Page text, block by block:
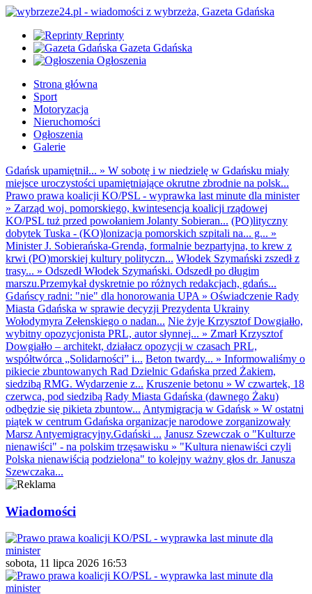
Reprinty
Gazeta Gdańska
Ogłoszenia
Strona główna
Sport
Motoryzacja
Nieruchomości
Ogłoszenia
Galerie
Gdańsk upamiętnił... » W sobotę i w niedzielę w Gdańsku miały
miejsce uroczystości upamiętniające okrutne zbrodnie na polsk...
Prawo prawa koalicji KO/PSL - wyprawka last minute dla minister
» Zarząd woj. pomorskiego, kwintesencja koalicji rządowej
KO/PSL tuż przed powołaniem Jolanty Sobieran... (PO)lityczny
dobytek Tuska - (KO)lonizacja pomorskich szpitali na... g... »
Minister J. Sobierańska-Grenda, formalnie bezpartyjna, to krew z
krwi (PO)morskiej kultury polityczn... Włodek Szymański zszedł z
trasy... » Odszedł Włodek Szymański. Odszedł po długim
marszu.Przemykał dyskretnie po różnych redakcjach, gdańs...
Gdańscy radni: "nie" dla honorowania UPA » Oświadczenie Rady
Miasta Gdańska w sprawie decyzji Prezydenta Ukrainy
Wołodymyra Zełenskiego o nadan... Nie żyje Krzysztof Dowgiałło,
wybitny opozycjonista PRL, autor słynnej... » Zmarł Krzysztof
Dowgiałło – architekt, działacz opozycji w czasach PRL,
współtwórca „Solidarności” i... Beton twardy... » Informowaliśmy o
pikiecie zbuntowanych Rad Dzielnic Gdańska przed Żakiem,
siedzibą RMG. Wydarzenie z... Kruszenie betonu » W czwartek, 18
czerwca, pod siedzibą Rady Miasta Gdańska (dawnego Żaku)
odbędzie się pikieta zbuntow... Antymigracja w Gdańsk » W ostatni
piątek w centrum Gdańska organizacje narodowe zorganizowały
Marsz Antyemigracyjny.Gdański ... Janusz Szewczak o "Kulturze
nienawiści" - na polskim trzęsawisku » "Kultura nienawiści czyli
Polska nienawiścią podzielona" to kolejny ważny głos dr. Janusza
Szewczaka...
Wiadomości
sobota, 11 lipca 2026 16:53